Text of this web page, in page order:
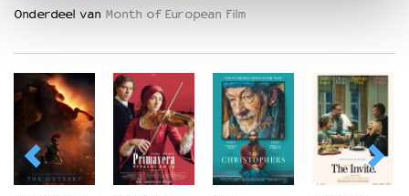
Onderdeel van Month of European Film